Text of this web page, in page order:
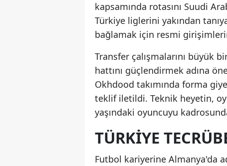
kapsamında rotasını Suudi
Türkiye liglerini yakından
bağlamak için resmi
Transfer çalışmalarını büyük
hattını güçlendirmek adına
Okhdood takımında forma
teklif iletildi. Teknik heyetin,
yaşındaki oyuncuyu
TÜRKIYE
Futbol kariyerine Almanya'da